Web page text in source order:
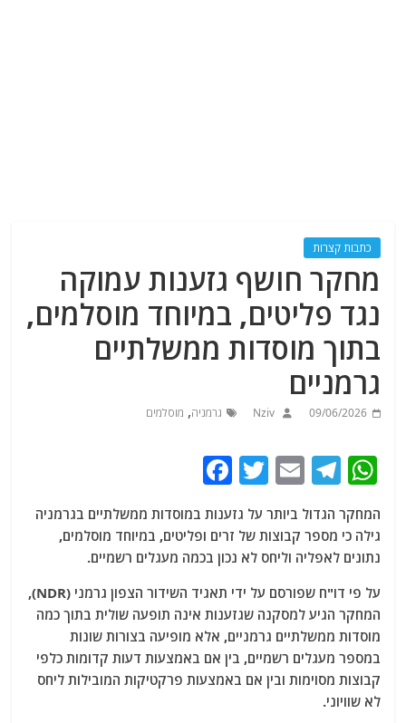
כתבות קצרות
מחקר חושף גזענות עמוקה
נגד פליטים, במיוחד מוסלמים,
בתוך מוסדות ממשלתיים
גרמניים
09/06/2026
Nziv גרמניה, מוסלמים
W
at
s
A
p
p
T
el
e
g
ra
m
E
m
ai
l
T
itt
er
c
e
b
o
o
k
המחקר הגדול ביותר על גזענות במוסדות ממשלתיים בגרמניה
גילה כי מספר קבוצות של זרים ופליטים, במיוחד מוסלמים,
נתונים לאפליה וליחס לא נכון בכמה מעגלים רשמיים.
על פי דו"ח שפורסם על ידי תאגיד השידור הצפון גרמני (NDR),
המחקר הגיע למסקנה שגזענות אינה תופעה שולית בתוך כמה
מוסדות ממשלתיים גרמניים, אלא מופיעה בצורות שונות
במספר מעגלים רשמיים, בין אם באמצעות דעות קדומות כלפי
קבוצות מסוימות ובין אם באמצעות פרקטיקות המובילות ליחס
לא שוויוני.